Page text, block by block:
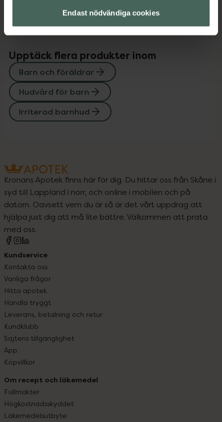
Endast nödvändiga cookies
Upptäck flera produkter inom
Barn och föräldrar
Hudvård för barn
Irriterad barnhud
Kronans Apotek finns här för dig. Du hittar oss från Skåne i
syd till Lappland i norr, och online i mobilen och på
datorn. Oavsett vem du är så är det vårt uppdrag att
hjälpa just dig att må lite bättre. Välkommen att prata
med oss.
Kundservice
Kontakta oss
Vanliga frågor
Hitta apotek
Handla tryggt
Leverans, betalning och retur
Kundklubb
Sajtens tillgänglighet
App
Köpvillkor
Om recept och läkemedel
Fullmakter
Högkostnadsskyddet
Läkemedelsutbyte